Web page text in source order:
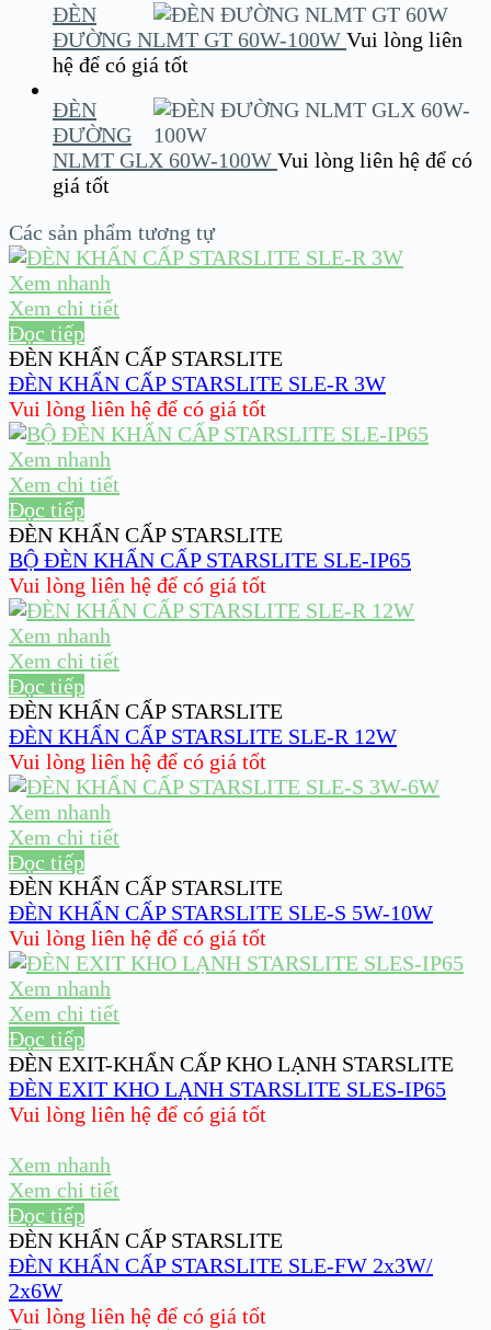
ĐÈN
ĐƯỜNG NLMT GT 60W-100W Vui lòng liên
hệ để có giá tốt
ĐÈN
ĐƯỜNG
NLMT GLX 60W-100W Vui lòng liên hệ để có
giá tốt
Các sản phẩm tương tự
Xem nhanh
Xem chi tiết
Đọc tiếp
ĐÈN KHẨN CẤP STARSLITE
ĐÈN KHẨN CẤP STARSLITE SLE-R 3W
Vui lòng liên hệ để có giá tốt
Xem nhanh
Xem chi tiết
Đọc tiếp
ĐÈN KHẨN CẤP STARSLITE
BỘ ĐÈN KHẨN CẤP STARSLITE SLE-IP65
Vui lòng liên hệ để có giá tốt
Xem nhanh
Xem chi tiết
Đọc tiếp
ĐÈN KHẨN CẤP STARSLITE
ĐÈN KHẨN CẤP STARSLITE SLE-R 12W
Vui lòng liên hệ để có giá tốt
Xem nhanh
Xem chi tiết
Đọc tiếp
ĐÈN KHẨN CẤP STARSLITE
ĐÈN KHẨN CẤP STARSLITE SLE-S 5W-10W
Vui lòng liên hệ để có giá tốt
Xem nhanh
Xem chi tiết
Đọc tiếp
ĐÈN EXIT-KHẨN CẤP KHO LẠNH STARSLITE
ĐÈN EXIT KHO LẠNH STARSLITE SLES-IP65
Vui lòng liên hệ để có giá tốt
Xem nhanh
Xem chi tiết
Đọc tiếp
ĐÈN KHẨN CẤP STARSLITE
ĐÈN KHẨN CẤP STARSLITE SLE-FW 2x3W/
2x6W
Vui lòng liên hệ để có giá tốt